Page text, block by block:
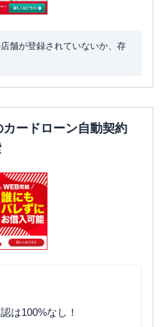
舗が登録されていないか、存
ードローン自動契約
は100%なし！